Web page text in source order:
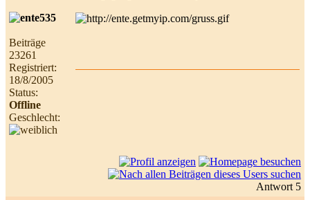
Beiträge
23261
Registriert:
18/8/2005
Status:
Offline
Geschlecht:
Antwort 5